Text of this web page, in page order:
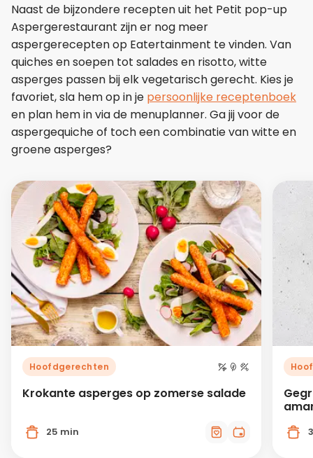
Naast de bijzondere recepten uit het Petit pop-up
Aspergerestaurant zijn er nog meer
aspergerecepten op Eatertainment te vinden. Van
quiches en soepen tot salades en risotto, witte
asperges passen bij elk vegetarisch gerecht. Kies je
favoriet, sla hem op in je persoonlijke receptenboek
en plan hem in via de menuplanner. Ga jij voor de
aspergequiche of toch een combinatie van witte en
groene asperges?
Hoofdgerechten
Krokante asperges op zomerse salade
25 min